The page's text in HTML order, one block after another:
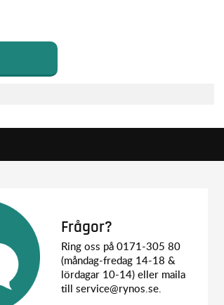
Frågor?
Ring oss på 0171-305 80
(måndag-fredag 14-18 &
lördagar 10-14) eller maila
till service@rynos.se.